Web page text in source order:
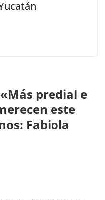
Más predial e
este
Fabiola